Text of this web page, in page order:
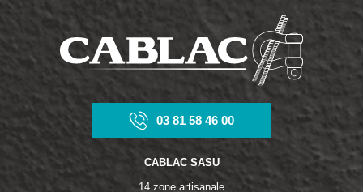
03 81 58 46 00
CABLAC SASU
14 zone artisanale